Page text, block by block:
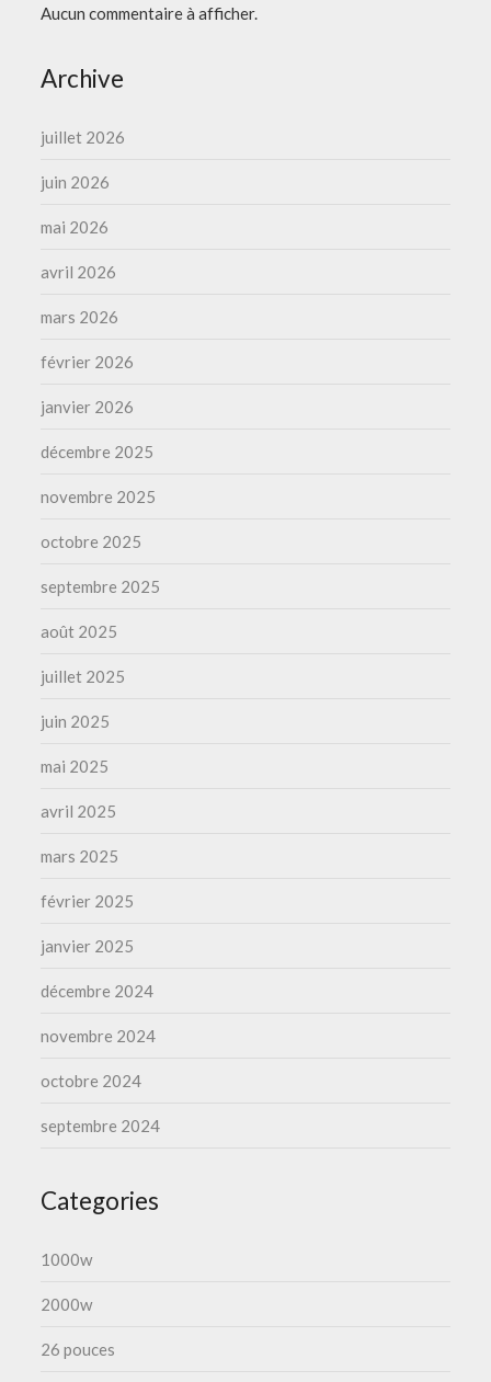
Aucun commentaire à afficher.
Archive
juillet 2026
juin 2026
mai 2026
avril 2026
mars 2026
février 2026
janvier 2026
décembre 2025
novembre 2025
octobre 2025
septembre 2025
août 2025
juillet 2025
juin 2025
mai 2025
avril 2025
mars 2025
février 2025
janvier 2025
décembre 2024
novembre 2024
octobre 2024
septembre 2024
Categories
1000w
2000w
26 pouces